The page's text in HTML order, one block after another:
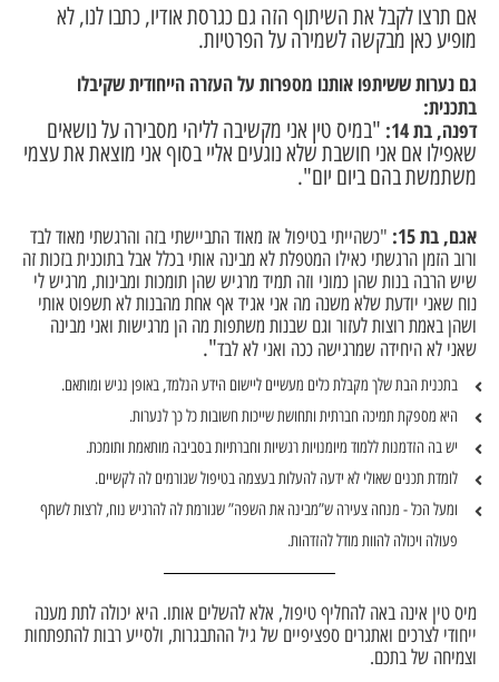
אם תרצו לקבל את השיתוף הזה גם כגרסת אודיו, כתבו לנו, לא
מופיע כאן מבקשה לשמירה על הפרטיות.
גם נערות ששיתפו אותנו מספרות על העזרה הייחודית שקיבלו
בתכנית:
דפנה, בת 14:
"במיס טין אני מקשיבה לליהי מסבירה על נושאים
שאפילו אם אני חושבת שלא נוגעים אליי בסוף אני מוצאת את עצמי
משתמשת בהם ביום יום".
אגם, בת 15: "כשהייתי בטיפול אז מאוד התביישתי בזה והרגשתי מאוד לבד
ורוב הזמן הרגשתי כאילו המטפלת לא מבינה אותי בכלל אבל בתוכנית בזכות זה
שיש הרבה בנות שהן כמוני וזה תמיד מרגיש שהן תומכות ומבינות, מרגיש לי
נוח שאני יודעת שלא משנה מה אני אגיד אף אחת מהבנות לא תשפוט אותי
ושהן באמת רוצות לעזור וגם שבנות משתפות מה הן מרגישות ואני מבינה
שאני לא היחידה שמרגישה ככה ואני לא לבד".
בתכנית הבת שלך מקבלת כלים מעשיים ליישום הידע הנלמד, באופן נגיש ומותאם.
היא מספקת תמיכה חברתית ותחושת שייכות חשובות כל כך לנערות.
יש בה הזדמנות ללמוד מיומנויות רגשיות וחברתיות בסביבה מותאמת ותומכת.
לומדת תכנים שאולי לא ידעה להעלות בעצמה בטיפול שגורמים לה לקשיים.
ומעל הכל - מנחה צעירה ש”מבינה את השפה” שגורמת לה להרגיש נוח, לרצות לשתף
פעולה ויכולה להוות מודל להזדהות.
מיס טין אינה באה להחליף טיפול, אלא להשלים אותו. היא יכולה לתת מענה
ייחודי לצרכים ואתגרים ספציפיים של גיל ההתבגרות, ולסייע רבות להתפתחות
וצמיחה של בתכם.